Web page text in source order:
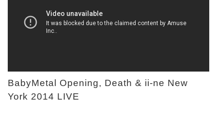
BabyMetal Opening, Death & ii-ne New
York 2014 LIVE